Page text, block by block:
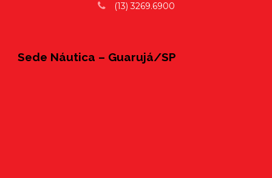
(13) 3269.6900
Sede Náutica – Guarujá/SP